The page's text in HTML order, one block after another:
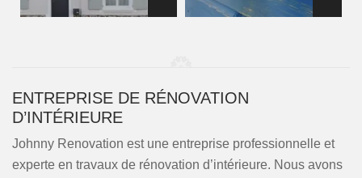
ENTREPRISE DE RÉNOVATION
D’INTÉRIEURE
Johnny Renovation est une entreprise professionnelle et
experte en travaux de rénovation d’intérieure. Nous avons